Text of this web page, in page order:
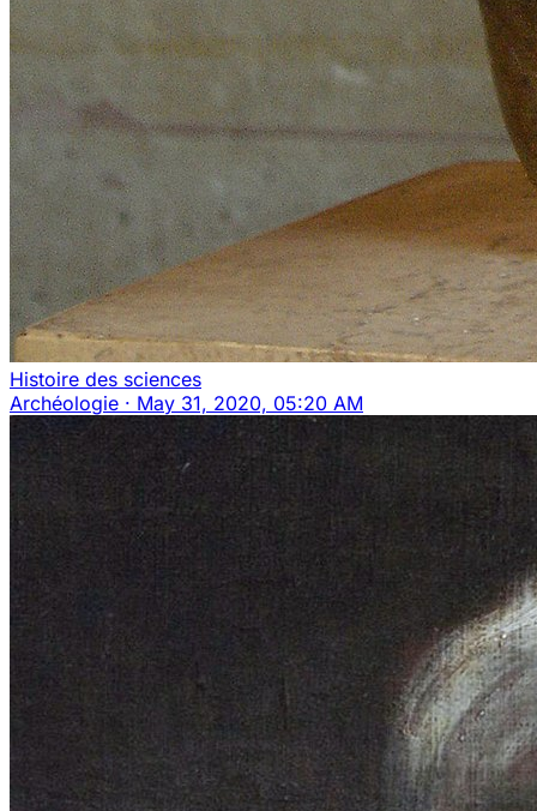
Histoire des sciences
Archéologie · May 31, 2020, 05:20 AM